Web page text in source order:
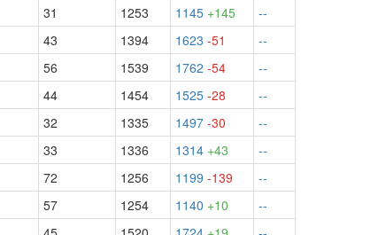
31 1253 1145 +145
--
43 1394 1623 -51
--
56 1539 1762 -54
--
44 1454 1525 -28
--
32 1335 1497 -30
--
33 1336 1314 +43
--
72 1256 1199 -139
--
57 1254 1140 +10
--